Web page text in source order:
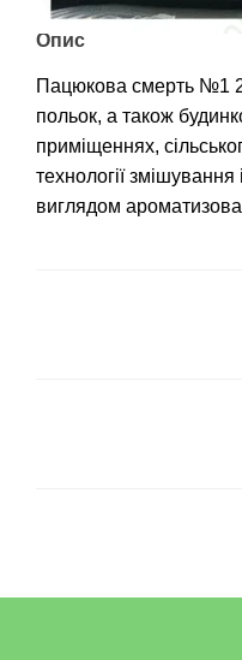
Опис
Пацюкова смерть №1
польок, а також
приміщеннях,
технології
виглядом